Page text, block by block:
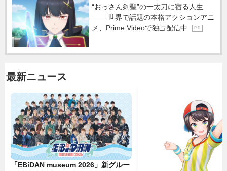
“おっさん剣聖”の一太刀に宿る人生
―― 世界で話題の本格アクションアニ
メ、Prime Videoで独占配信中
P R
最新ニュース
「EBiDAN museum 2026」新グルー